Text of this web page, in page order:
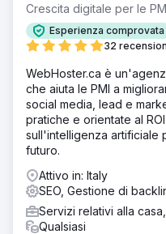
Crescita digitale per le
Esperienza comprovata
32
WebHoster.ca è
che aiuta le PMI a
social media, lead e
pratiche e orientate al
sull'intelligenza artificiale
futuro.
Attivo in: Italy
SEO, Gestione di
Servizi relativi alla
Qualsiasi